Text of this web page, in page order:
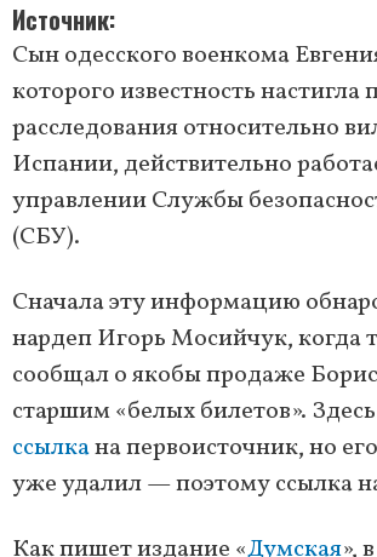
Источник
Сын одесского военкома
которого известность настигла
расследования относительно
Испании, действительно
управлении Службы
(СБУ).
Сначала эту информацию
нардеп Игорь Мосийчук, когда
сообщал о якобы продаже
старшим «белых билетов».
ссылкана первоисточник, но
уже удалил — поэтому ссылка
Как пишет издание «Думская»,